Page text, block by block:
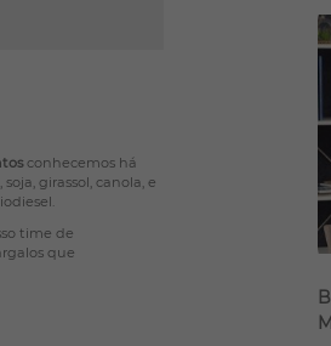
conhecemos há
girassol, canola, e
time de
que